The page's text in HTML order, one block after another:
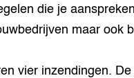
die je
maar ook
vier inzendingen.